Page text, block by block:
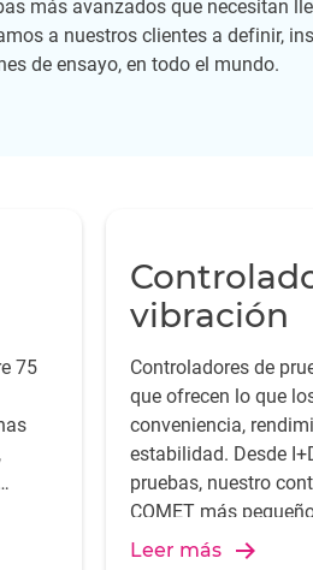
más avanzados que necesitan
a nuestros clientes a definir,
de ensayo, en todo el mundo.
75
y
vibración
Controladores de
que ofrecen lo que
conveniencia,
estabilidad. Desde
pruebas, nuestro
COMET más
configuración
Leer más